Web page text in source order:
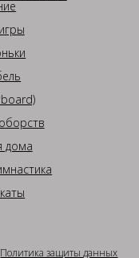
дома
Политика защиты данных